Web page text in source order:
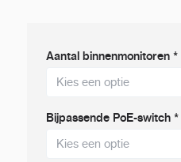
Aantal binnenmonitoren *
Bijpassende PoE-switch *